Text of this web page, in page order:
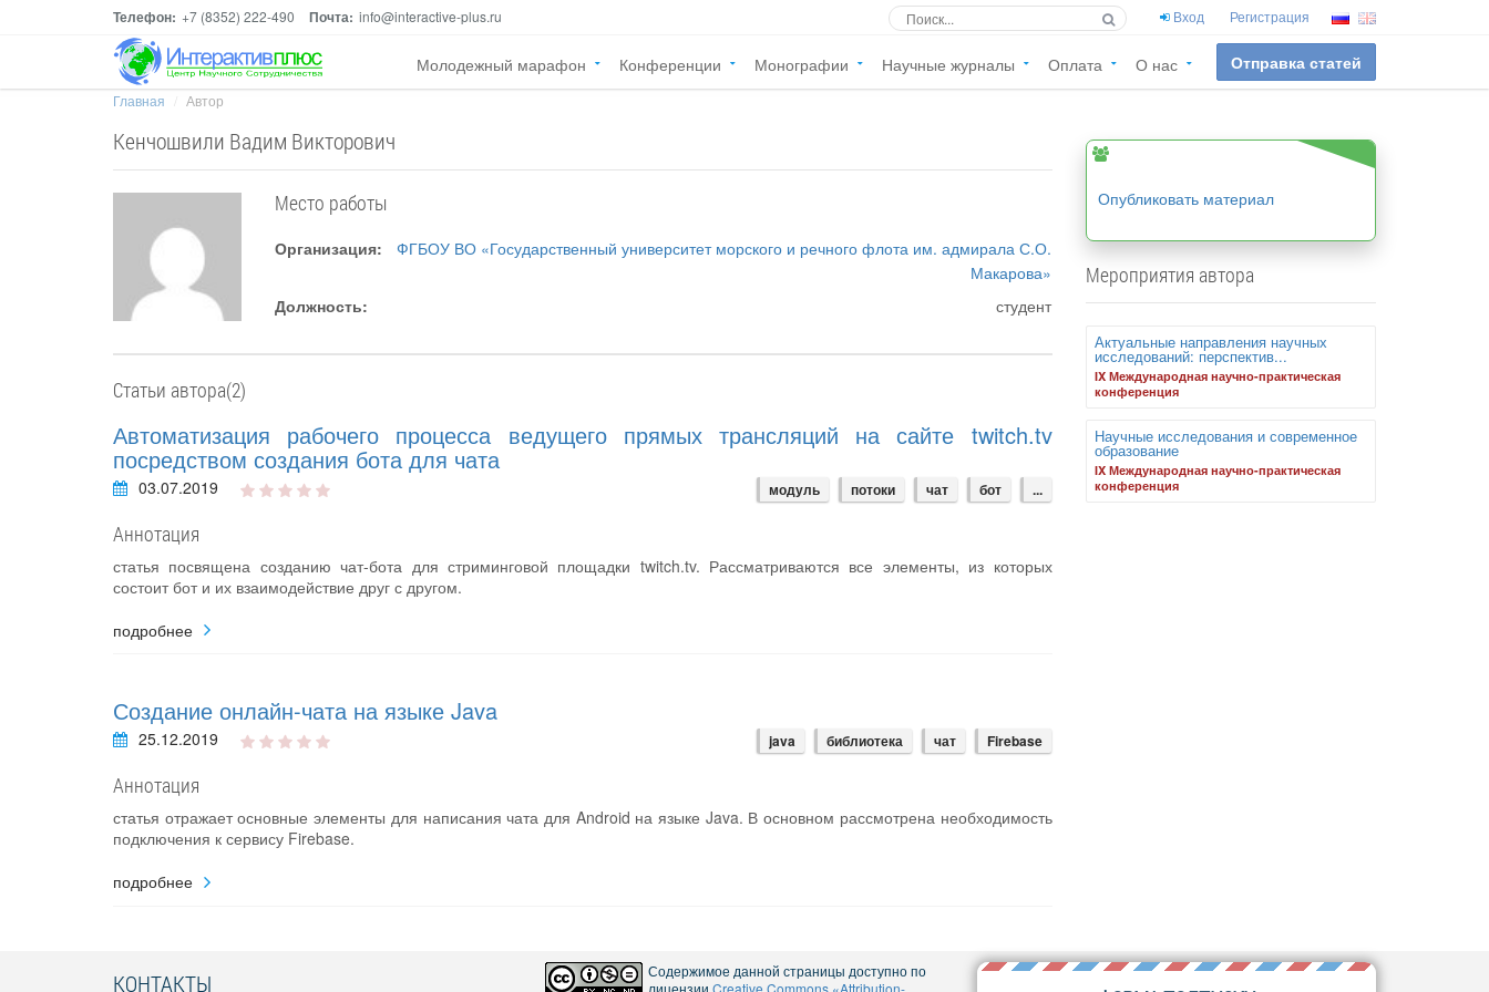
Телефон: +7 (8352) 222-490 Почта: info@interactive-plus.ru Вход Регистрация
Молодежный марафон Конференции Монографии Научные журналы Оплата О нас Отправка статей
Главная Автор
Кенчошвили Вадим Викторович
Место работы
Организация:
ФГБОУ ВО «Государственный университет морского и речного флота им. адмирала С.О.
Макарова»
Должность:
студент
Статьи автора(2)
Автоматизация рабочего процесса ведущего прямых трансляций на сайте twitch.tv
посредством создания бота для чата
03.07.2019 модуль потоки чат бот ...
Аннотация
статья посвящена созданию чат-бота для стриминговой площадки twitch.tv. Рассматриваются все элементы, из которых
состоит бот и их взаимодействие друг с другом.
подробнее
Создание онлайн-чата на языке Java
25.12.2019 java библиотека чат Firebase
Аннотация
статья отражает основные элементы для написания чата для Android на языке Java. В основном рассмотрена необходимость
подключения к сервису Firebase.
подробнее
Опубликовать материал
Мероприятия автора
Актуальные направления научных
исследований: перспектив...
IX Международная научно-практическая
конференция
Научные исследования и современное
образование
IX Международная научно-практическая
конференция
КОНТАКТЫ
Содержимое данной страницы доступно по
лицензии Creative Commons «Attribution-